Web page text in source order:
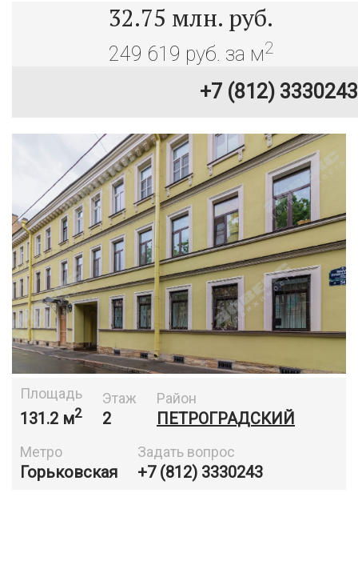
32.75 млн. руб.
249 619 руб. за м2
+7 (812) 3330243
Площадь
131.2 м2
Этаж
2
Район
ПЕТРОГРАДСКИЙ
Метро
Горьковская
Задать вопрос
+7 (812) 3330243